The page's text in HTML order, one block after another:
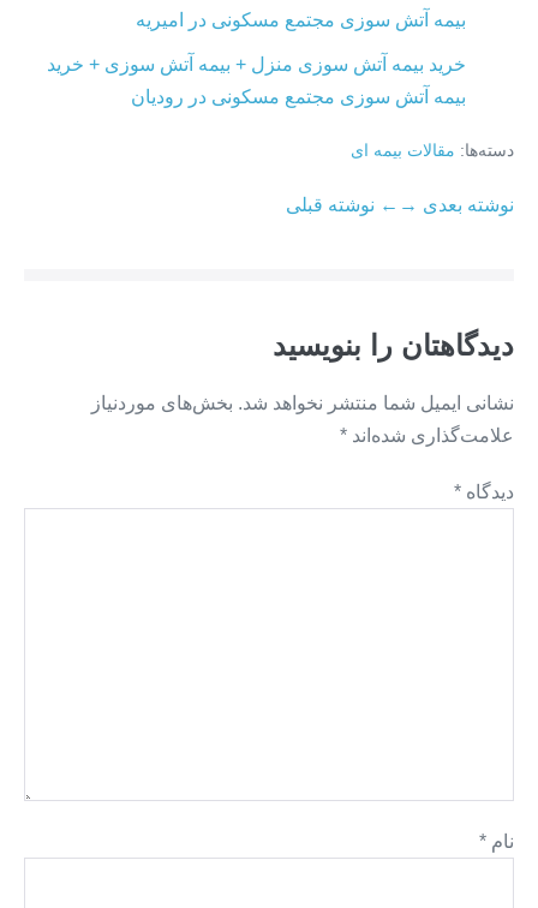
بیمه آتش سوزی مجتمع مسکونی در امیریه
خرید بیمه آتش سوزی منزل + بیمه آتش سوزی + خرید
بیمه آتش سوزی مجتمع مسکونی در رودیان
دسته‌ها: مقالات بیمه ای
ناوبری
← نوشته قبلینوشته بعدی →
دیدگاهتان را بنویسید
نشانی ایمیل شما منتشر نخواهد شد. بخش‌های موردنیاز
علامت‌گذاری شده‌اند *
دیدگاه *
نام *